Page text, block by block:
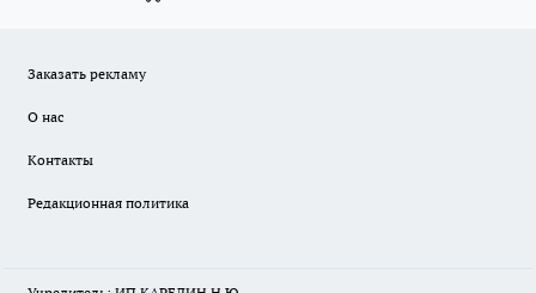
Заказать рекламу
О нас
Контакты
Редакционная политика